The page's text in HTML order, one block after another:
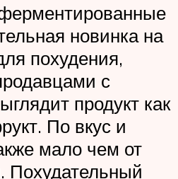
новинка на
похудения,
с
продукт как
По вкус и
мало чем от
Похудательный